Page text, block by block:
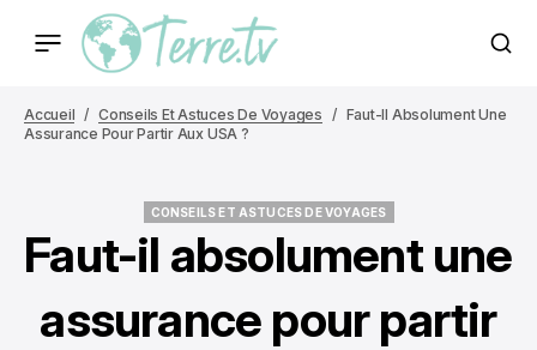
Accueil Conseils Et Astuces De Voyages
Faut-Il Absolument Une
Assurance Pour Partir Aux USA ?
CONSEILS ET ASTUCES DE VOYAGES
Faut-il absolument une
assurance pour partir